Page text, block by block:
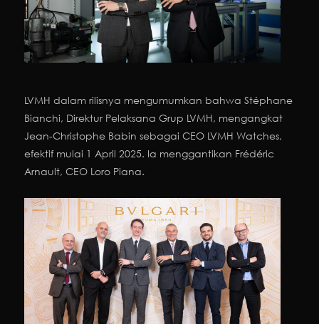
LVMH dalam rilisnya mengumumkan bahwa Stéphane
Bianchi, Direktur Pelaksana Grup LVMH, mengangkat
Jean-Christophe Babin sebagai CEO LVMH Watches,
efektif mulai 1 April 2025. Ia menggantikan Frédéric
Arnault, CEO Loro Piana.